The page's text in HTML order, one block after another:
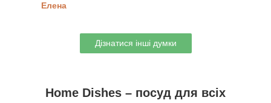
Елена
Дізнатися інші думки
Home Dishes – посуд для всіх